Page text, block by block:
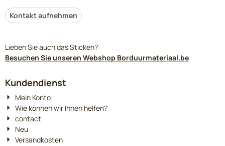
Kontakt aufnehmen
Lieben Sie auch das Sticken?
Besuchen Sie unseren Webshop Borduurmateriaal.be
Kundendienst
Mein Konto
Wie können wir Ihnen helfen?
contact
Neu
Versandkosten